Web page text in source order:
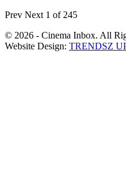
Prev Next 1 of 245
© 2026 - Cinema Inbox. All
Website Design: TRENDSZ